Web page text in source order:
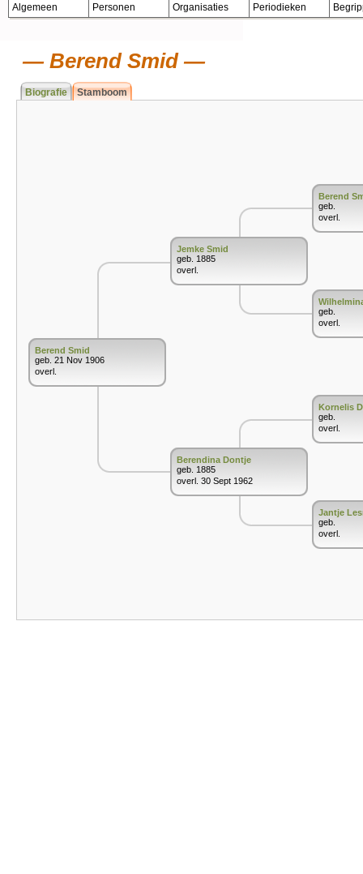
Algemeen Personen Organisaties Periodieken
Berend Smid
Biografie Stamboom
Berend Smid
geb. 21 Nov 1906
overl.
Jemke Smid
geb. 1885
overl.
Berendina Dontje
geb. 1885
overl. 30 Sept 1962
Berend
geb.
overl.
geb.
overl.
Kornelis
geb.
overl.
Jantje
geb.
overl.